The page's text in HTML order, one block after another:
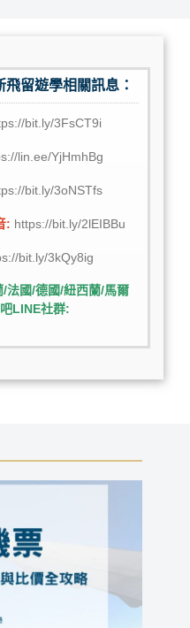
留遊學相關訊息：
bit.ly/3FsCT9i
lin.ee/YjHmhBg
bit.ly/3oNSTfs
: https://bit.ly/2lEIBBu
bit.ly/3kQy8ig
法國/德國/紐西蘭/馬爾
LINE社群: